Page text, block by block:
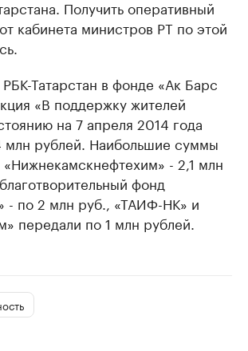
Получить оперативный
кабинета министров РТ по этой
Татарстан в фонде «Ак Барс
«В поддержку жителей
на 7 апреля 2014 года
млн рублей. Наибольшие суммы
- 2,1 млн
фонд
- по 2 млн руб., «ТАИФ-НК» и
передали по 1 млн рублей.